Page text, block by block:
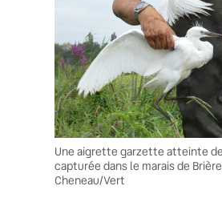
Une aigrette garzette atteinte
capturée dans le marais de
Cheneau/Vert